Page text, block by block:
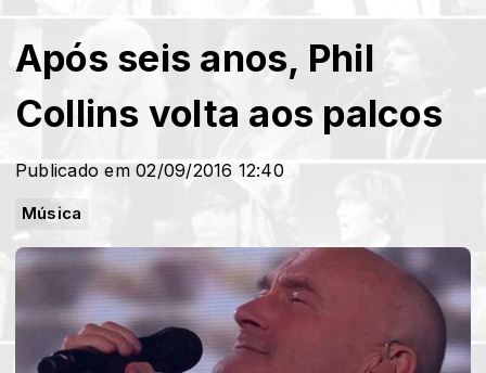
Após seis anos, Phil
Collins volta aos palcos
Publicado em 02/09/2016 12:40
Música